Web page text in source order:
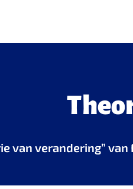
van verandering”